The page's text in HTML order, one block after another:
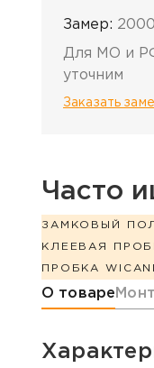
Замер:
Для МО и
уточним
Заказать
Часто
ЗАМКОВЫЙ
КЛЕЕВАЯ
ПРОБКА
О товаре